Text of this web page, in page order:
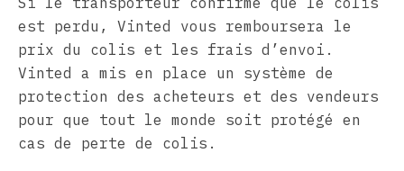
est perdu, Vinted vous remboursera le
prix du colis et les frais d’envoi.
Vinted a mis en place un système de
protection des acheteurs et des vendeurs
pour que tout le monde soit protégé en
cas de perte de colis.